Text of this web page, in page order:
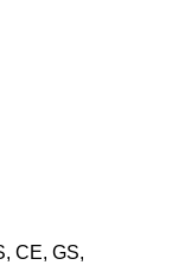
GS,